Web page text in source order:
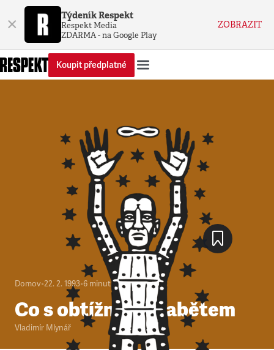
× Týdeník Respekt
Respekt Media
ZDARMA - na Google Play
ZOBRAZIT
Koupit předplatné
Domov•22. 2. 1993•6 minut
Co s obtížným hrabětem
Vladimír Mlynář